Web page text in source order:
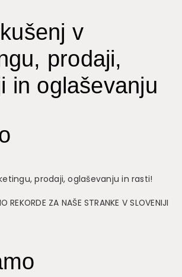
v
prodaji,
in oglaševanju
prodaji, oglaševanju in rasti!
REKORDE ZA NAŠE STRANKE V SLOVENIJI